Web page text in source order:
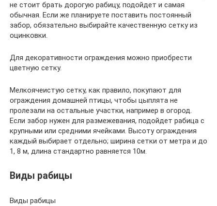
не стоит брать дорогую рабицу, подойдет и самая
обычная. Если же планируете поставить постоянный
забор, обязательно выбирайте качественную сетку из
оцинковки.
Для декоративности ограждения можно приобрести
цветную сетку.
Мелкоячеистую сетку, как правило, покупают для
ограждения домашней птицы, чтобы цыплята не
пролезали на остальные участки, например в огород.
Если забор нужен для размежевания, подойдет рабица с
крупными или средними ячейками. Высоту ограждения
каждый выбирает отдельно; ширина сетки от метра и до
1, 8 м, длина стандартно равняется 10м.
Виды рабицы
Виды рабицы